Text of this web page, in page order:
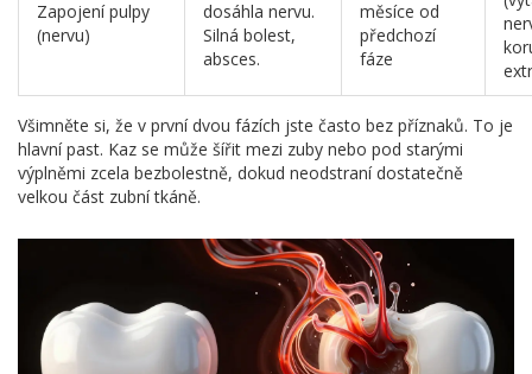
Zapojení pulpy
(nervu)
dosáhla nervu.
Silná bolest,
absces.
měsíce od
předchozí
fáze
Všimněte si, že v první dvou fázích jste často bez příznaků. To je
hlavní past. Kaz se může šířit mezi zuby nebo pod starými
výplněmi zcela bezbolestně, dokud neodstraní dostatečně
velkou část zubní tkáně.